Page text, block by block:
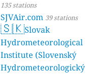
135 stations
SJVAir.com 39 stations
🇸🇰Slovak
Hydrometeorological
Institute (Slovenský
Hydrometeorologický